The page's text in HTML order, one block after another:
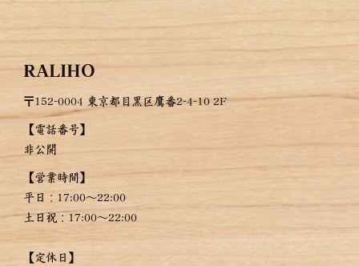
RALIHO
〒152-0004 東京都目黒区鷹番2-4-10 2F
【電話番号】
非公開
【営業時間】
平日：17:00〜22:00
土日祝：17:00～22:00
【定休日】